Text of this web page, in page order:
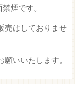
煙です。
売はしておりませ
いいたします。